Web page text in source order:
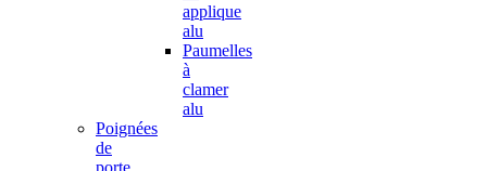
applique
alu
Paumelles
à
clamer
alu
Poignées
de
porte